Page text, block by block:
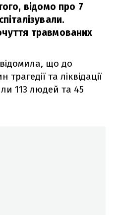
відомо про 7
травмованих
що до
та ліквідації
113 людей та 45